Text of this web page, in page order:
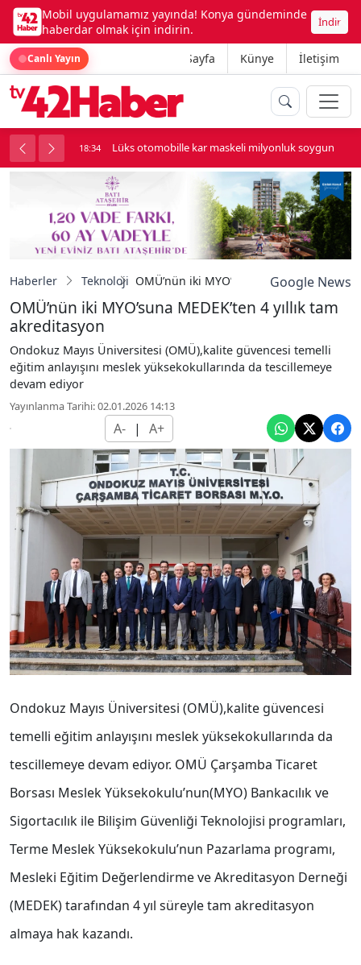
Mobil uygulamamız yayında! Konya gündeminde
haberdar olmak için indirin.
İndir
Canlı Yayın Ana Sayfa Künye İletişim
kavga çıktı 18:34 Lüks otomobille kar maskeli milyonluk soygun
Haberler Teknoloji OMÜ’nün iki MYO’suna MEDEK’ten 4
Google News
OMÜ’nün iki MYO’suna MEDEK’ten 4 yıllık tam
akreditasyon
Ondokuz Mayıs Üniversitesi (OMÜ),kalite güvencesi temelli
eğitim anlayışını meslek yüksekokullarında da tescillemeye
devam ediyor
Yayınlanma Tarihi: 02.01.2026 14:13
A- | A+
Ondokuz Mayıs Üniversitesi (OMÜ),kalite güvencesi
temelli eğitim anlayışını meslek yüksekokullarında da
tescillemeye devam ediyor. OMÜ Çarşamba Ticaret
Borsası Meslek Yüksekokulu’nun(MYO) Bankacılık ve
Sigortacılık ile Bilişim Güvenliği Teknolojisi programları,
Terme Meslek Yüksekokulu’nun Pazarlama programı,
Mesleki Eğitim Değerlendirme ve Akreditasyon Derneği
(MEDEK) tarafından 4 yıl süreyle tam akreditasyon
almaya hak kazandı.